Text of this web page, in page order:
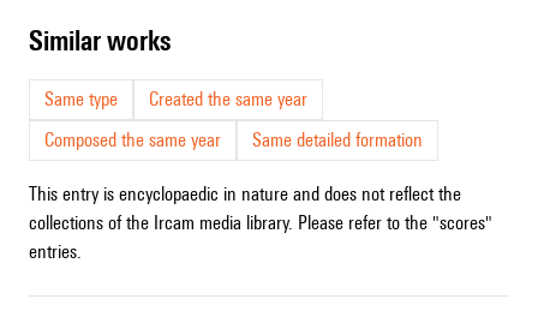
similar works
Same type
Created the same year
Composed the same year
Same detailed formation
This entry is encyclopaedic in nature and does not reflect the
collections of the Ircam media library. Please refer to the "scores"
entries.